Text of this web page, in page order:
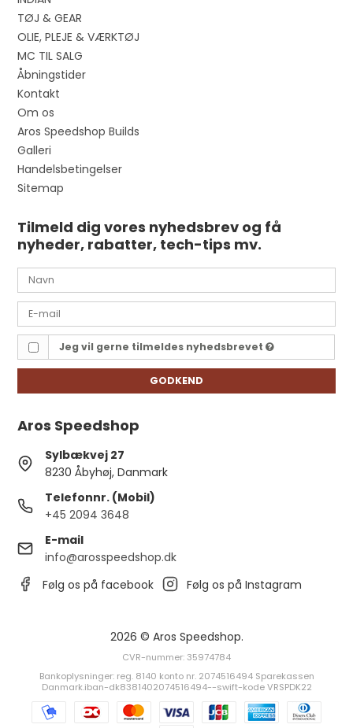
TØJ & GEAR
OLIE, PLEJE & VÆRKTØJ
MC TIL SALG
Åbningstider
Kontakt
Om os
Aros Speedshop Builds
Galleri
Handelsbetingelser
Sitemap
Tilmeld dig vores nyhedsbrev og få
nyheder, rabatter, tech-tips mv.
Jeg vil gerne tilmeldes nyhedsbrevet
GODKEND
Aros Speedshop
Sylbækvej 27
8230 Åbyhøj, Danmark
Telefonnr. (Mobil)
+45 2094 3648
E-mail
info@arosspeedshop.dk
Følg os på facebook
Følg os på Instagram
2026 © Aros Speedshop.
CVR-nummer: 35974784
Bankoplysninger: reg. 8140 konto nr. 2074516494 Sparekassen
Danmark.iban-dk8381402074516494--swift-kode VRSPDK22